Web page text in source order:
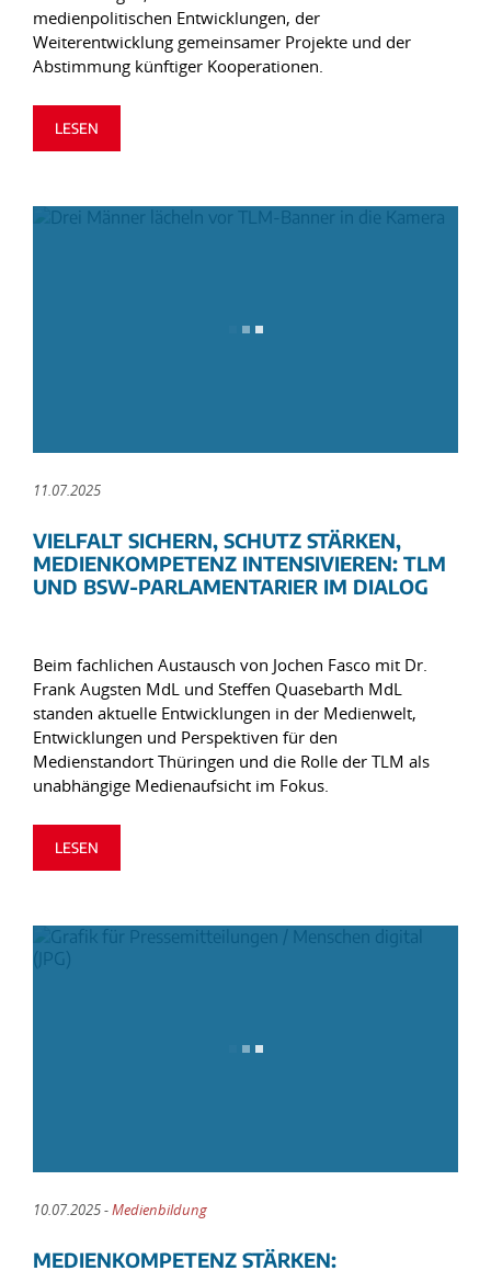
medienpolitischen Entwicklungen, der
Weiterentwicklung gemeinsamer Projekte und der
Abstimmung künftiger Kooperationen.
LESEN
11.07.2025
VIELFALT SICHERN, SCHUTZ STÄRKEN,
MEDIENKOMPETENZ INTENSIVIEREN: TLM
UND BSW-PARLAMENTARIER IM DIALOG
Beim fachlichen Austausch von Jochen Fasco mit Dr.
Frank Augsten MdL und Steffen Quasebarth MdL
standen aktuelle Entwicklungen in der Medienwelt,
Entwicklungen und Perspektiven für den
Medienstandort Thüringen und die Rolle der TLM als
unabhängige Medienaufsicht im Fokus.
LESEN
10.07.2025 -Medienbildung
MEDIENKOMPETENZ STÄRKEN: